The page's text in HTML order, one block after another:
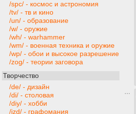
/spc/ - космос и астрономия
/tv/ - тв и кино
/un/ - образование
/w/ - оружие
/wh/ - warhammer
/wm/ - военная техника и оружие
/wp/ - обои и высокое разрешение
/zog/ - теории заговора
Творчество
/de/ - дизайн
/di/ - столовая
/diy/ - хобби
/izd/ - графомания